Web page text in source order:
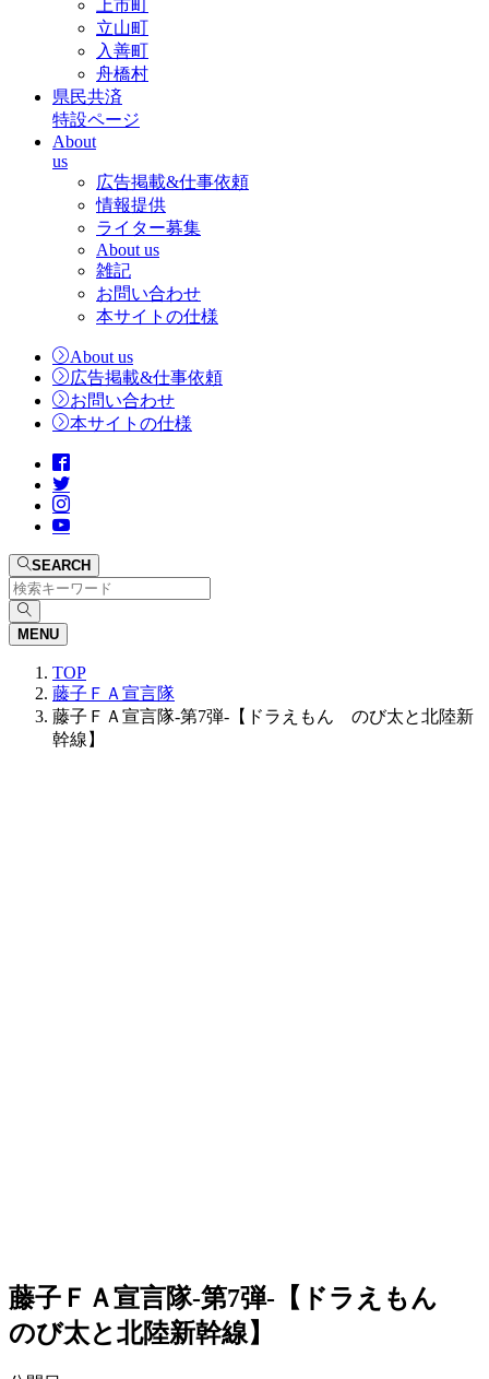
上市町
立山町
入善町
舟橋村
県民共済
特設ページ
About
us
広告掲載&仕事依頼
情報提供
ライター募集
About us
雑記
お問い合わせ
本サイトの仕様
About us
広告掲載&仕事依頼
お問い合わせ
本サイトの仕様
SEARCH
MENU
TOP
藤子ＦＡ宣言隊
藤子ＦＡ宣言隊-第7弾-【ドラえもん のび太と北陸新
幹線】
藤子ＦＡ宣言隊-第7弾-【ドラえもん
のび太と北陸新幹線】